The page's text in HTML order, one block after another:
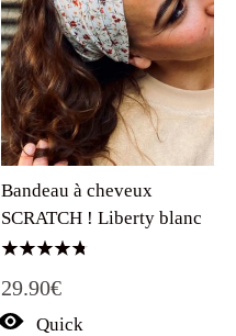
Bandeau à cheveux
SCRATCH ! Liberty blanc
4.75
29.90€
Quick